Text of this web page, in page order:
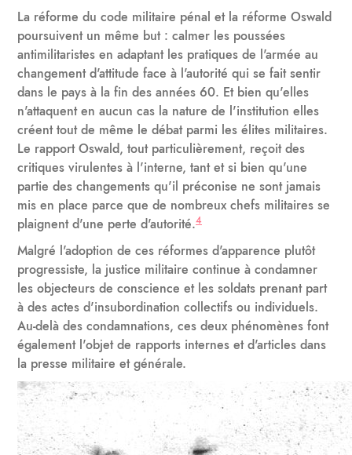
La réforme du code militaire pénal et la réforme Oswald
poursuivent un même but : calmer les poussées
antimilitaristes en adaptant les pratiques de l'armée au
changement d'attitude face à l'autorité qui se fait sentir
dans le pays à la fin des années 60. Et bien qu'elles
n'attaquent en aucun cas la nature de l'institution elles
créent tout de même le débat parmi les élites militaires.
Le rapport Oswald, tout particulièrement, reçoit des
critiques virulentes à l'interne, tant et si bien qu'une
partie des changements qu'il préconise ne sont jamais
mis en place parce que de nombreux chefs militaires se
plaignent d'une perte d'autorité.4
Malgré l'adoption de ces réformes d'apparence plutôt
progressiste, la justice militaire continue à condamner
les objecteurs de conscience et les soldats prenant part
à des actes d'insubordination collectifs ou individuels.
Au-delà des condamnations, ces deux phénomènes font
également l'objet de rapports internes et d'articles dans
la presse militaire et générale.